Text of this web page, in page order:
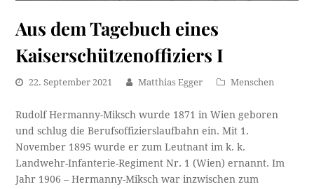
Aus dem Tagebuch eines
Kaiserschützenoffiziers I
22. September 2021 Matthias Egger Menschen
Rudolf Hermanny-Miksch wurde 1871 in Wien geboren
und schlug die Berufsoffizierslaufbahn ein. Mit 1.
November 1895 wurde er zum Leutnant im k. k.
Landwehr-Infanterie-Regiment Nr. 1 (Wien) ernannt. Im
Jahr 1906 – Hermanny-Miksch war inzwischen zum